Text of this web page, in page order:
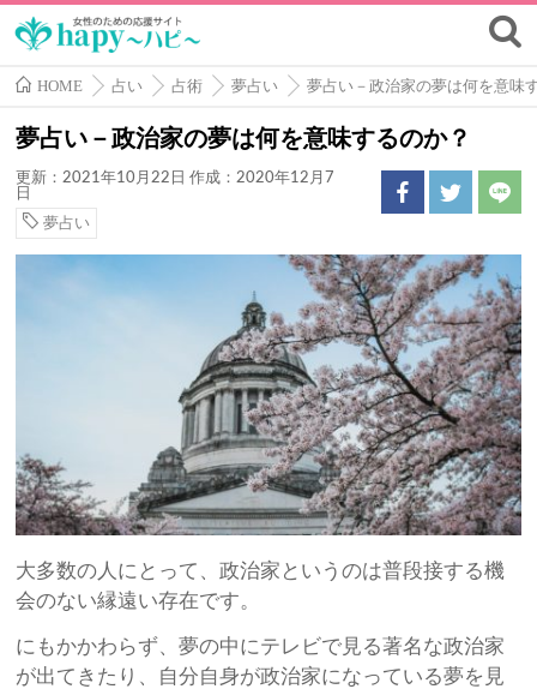
HOME 占い 占術 夢占い 夢占い－政治家の夢は何を意味
夢占い－政治家の夢は何を意味するのか？
更新：2021年10月22日 作成：2020年12月7
日
夢占い
大多数の人にとって、政治家というのは普段接する機
会のない縁遠い存在です。
にもかかわらず、夢の中にテレビで見る著名な政治家
が出てきたり、自分自身が政治家になっている夢を見